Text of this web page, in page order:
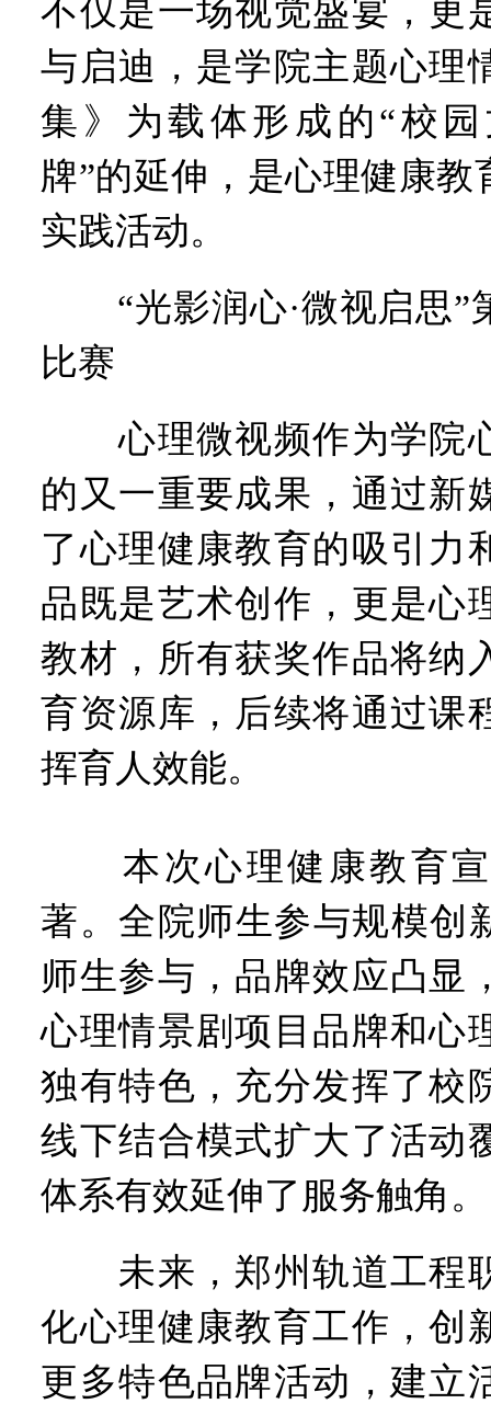
不仅是一场视觉盛宴，更
与启迪，是学院主题心理
集》为载体形成的“校
牌”的延伸，是心理健康教
实践活动。
“光影润心·微视启思”
比赛
心理微视频作为学院
的又一重要成果，通过新
了心理健康教育的吸引力
品既是艺术创作，更是心
教材，所有获奖作品将纳
育资源库，后续将通过课
挥育人效能。
本次心理健康教育宣
著。全院师生参与规模创
师生参与，品牌效应凸显
心理情景剧项目品牌和心
独有特色，充分发挥了校
线下结合模式扩大了活动
体系有效延伸了服务触角。
未来，郑州轨道工程
化心理健康教育工作，创
更多特色品牌活动，建立